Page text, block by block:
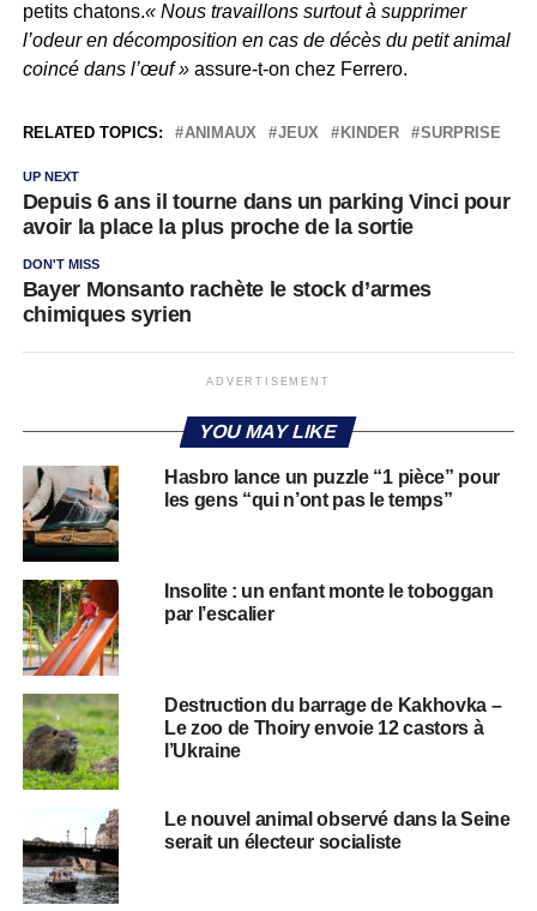
petits chatons.« Nous travaillons surtout à supprimer
l’odeur en décomposition en cas de décès du petit animal
coincé dans l’œuf »assure-t-on chez Ferrero.
RELATED TOPICS: ANIMAUX JEUX KINDER SURPRISE
UP NEXT
Depuis 6 ans il tourne dans un parking Vinci pour
avoir la place la plus proche de la sortie
DON'T MISS
Bayer Monsanto rachète le stock d’armes
chimiques syrien
ADVERTISEMENT
YOU MAY LIKE
Hasbro lance un puzzle “1 pièce” pour
les gens “qui n’ont pas le temps”
Insolite : un enfant monte le toboggan
par l’escalier
Destruction du barrage de Kakhovka –
Le zoo de Thoiry envoie 12 castors à
l’Ukraine
Le nouvel animal observé dans la Seine
serait un électeur socialiste